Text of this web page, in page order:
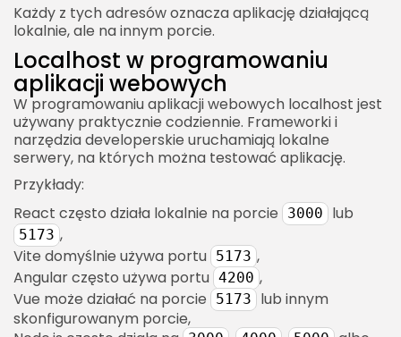
Każdy z tych adresów oznacza aplikację działającą
lokalnie, ale na innym porcie.
Localhost w programowaniu
aplikacji webowych
W programowaniu aplikacji webowych localhost jest
używany praktycznie codziennie. Frameworki i
narzędzia developerskie uruchamiają lokalne
serwery, na których można testować aplikację.
Przykłady:
React często działa lokalnie na porcie
3000 lub
5173 ,
Vite domyślnie używa portu 5173 ,
Angular często używa portu 4200 ,
Vue może działać na porcie
5173
lub innym
skonfigurowanym porcie,
Ustal standardowe porty
Dokumentuj konfigurację
Używaj pliku .env
Nie wystawiaj niepotrzebnie usług
Nie używaj produkcyjnej bazy lokalnie bez
potrzeby
Localhost a najważniejsze komendy
diagnostyczne
Ping
Curl
Sprawdzanie portów
Localhost w nauce programowania